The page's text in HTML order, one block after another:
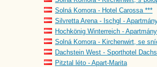
Solná Komora - Hotel Carossa ***
Silvretta Arena - Ischgl -
Hochkönig Winterreich -
Solná Komora - Kirchenwirt, se
Dachstein West - Sporthotel
Pitztal léto - Apart-Marita